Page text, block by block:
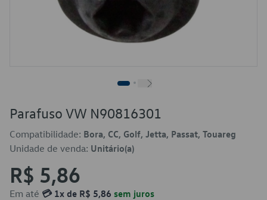
Parafuso VW N90816301
Compatibilidade: Bora, CC, Golf, Jetta, Passat, Touareg
Unidade de venda: Unitário(a)
R$ 5,86
Em até 💳 1x de R$ 5,86 sem juros